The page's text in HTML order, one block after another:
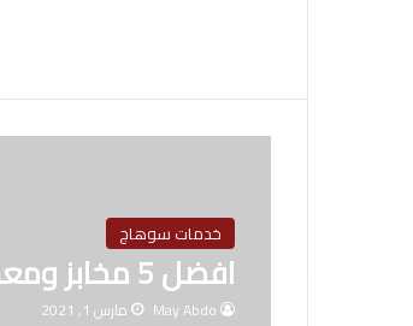
خدمات سوهاج
افضل 5 مخابز ومعجنات فى سوهاج
May Abdo مارس 1, 2021